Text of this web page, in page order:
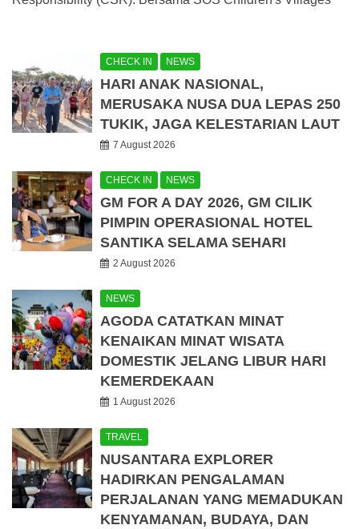
CHECK IN NEWS
HARI ANAK NASIONAL,
MERUSAKA NUSA DUA LEPAS 250
TUKIK, JAGA KELESTARIAN LAUT
7 August 2026
CHECK IN NEWS
GM FOR A DAY 2026, GM CILIK
PIMPIN OPERASIONAL HOTEL
SANTIKA SELAMA SEHARI
2 August 2026
NEWS
AGODA CATATKAN MINAT
KENAIKAN MINAT WISATA
DOMESTIK JELANG LIBUR HARI
KEMERDEKAAN
1 August 2026
TRAVEL
NUSANTARA EXPLORER
HADIRKAN PENGALAMAN
PERJALANAN YANG MEMADUKAN
KENYAMANAN, BUDAYA, DAN